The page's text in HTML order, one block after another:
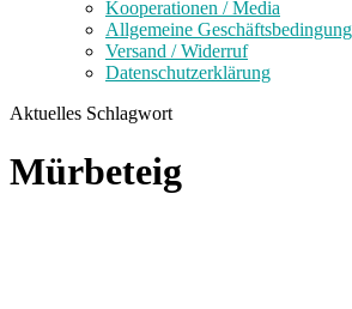
Kooperationen / Media
Allgemeine
Versand / Widerruf
Datenschutzerklärung
Aktuelles Schlagwort
Mürbeteig